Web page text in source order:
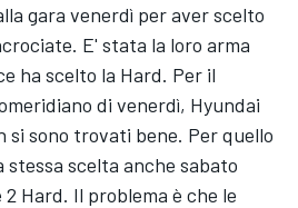
gara venerdì per aver scelto
E' stata la loro arma
ha scelto la Hard. Per il
di venerdì, Hyundai
si sono trovati bene. Per quello
stessa scelta anche sabato
Hard. Il problema è che le